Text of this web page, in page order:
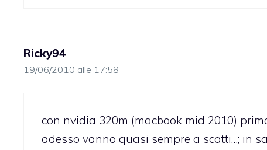
Ricky94
19/06/2010 alle 17:58
con nvidia 320m (macbook mid 2010)
adesso vanno quasi sempre a scatti…; in